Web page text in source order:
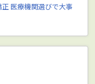
医療機関選びで大事